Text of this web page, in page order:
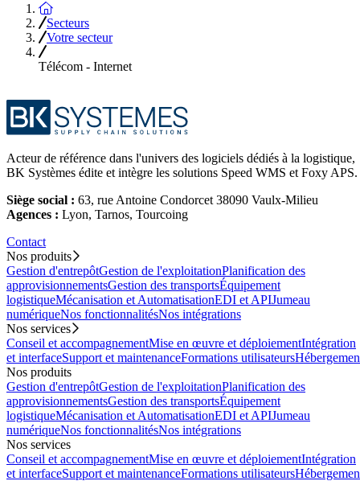
Accueil
Secteurs
Votre secteur
Télécom - Internet
Acteur de référence dans l'univers des logiciels dédiés à la logistique,
BK Systèmes édite et intègre les solutions Speed WMS et Foxy APS.
Siège social : 63, rue Antoine Condorcet 38090 Vaulx-Milieu
Agences : Lyon, Tarnos, Tourcoing
Contact
Nos produits
Gestion d'entrepôtGestion de l'exploitationPlanification des
approvisionnementsGestion des transportsÉquipement
logistiqueMécanisation et AutomatisationEDI et APIJumeau
numériqueNos fonctionnalitésNos intégrations
Nos services
Conseil et accompagnementMise en œuvre et déploiementIntégration
et interfaceSupport et maintenanceFormations utilisateurs
Nos produits
Gestion d'entrepôtGestion de l'exploitationPlanification des
approvisionnementsGestion des transportsÉquipement
logistiqueMécanisation et AutomatisationEDI et APIJumeau
numériqueNos fonctionnalitésNos intégrations
Nos services
Conseil et accompagnementMise en œuvre et déploiementIntégration
et interfaceSupport et maintenanceFormations utilisateurs